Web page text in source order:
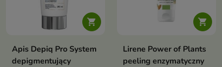

Apis Depiq Pro System
depigmentujący

Lirene Power of Plants
peeling enzymatyczny